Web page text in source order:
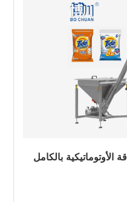
الأوتوماتيكية بالكامل